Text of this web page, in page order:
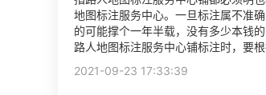
地图标注服务中心。一旦标注属不准
的可能撑个一年半载，没有多少本
路人地图标注服务中心铺标注时，要
2021-09-23 17:33:39